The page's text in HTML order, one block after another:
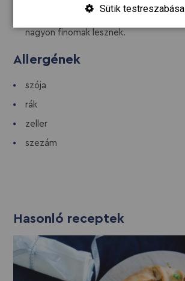
nagyon finomak lesznek.
Allergének
szója
rák
zeller
szezám
Hasonló receptek
Sütik testreszabása